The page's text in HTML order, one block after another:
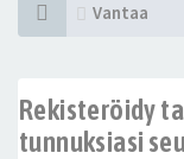
Vantaa
Rekisteröidy
tunnuksiasi